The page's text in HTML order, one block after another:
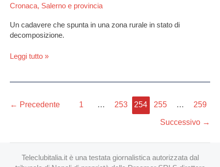
Cronaca, Salerno e provincia
Un cadavere che spunta in una zona rurale in stato di
decomposizione.
Leggi tutto »
← Precedente 1 … 253 254 255 … 259
Successivo →
Teleclubitalia.it è una testata giornalistica autorizzata dal